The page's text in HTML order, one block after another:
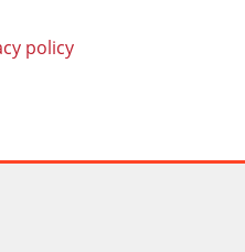
policy